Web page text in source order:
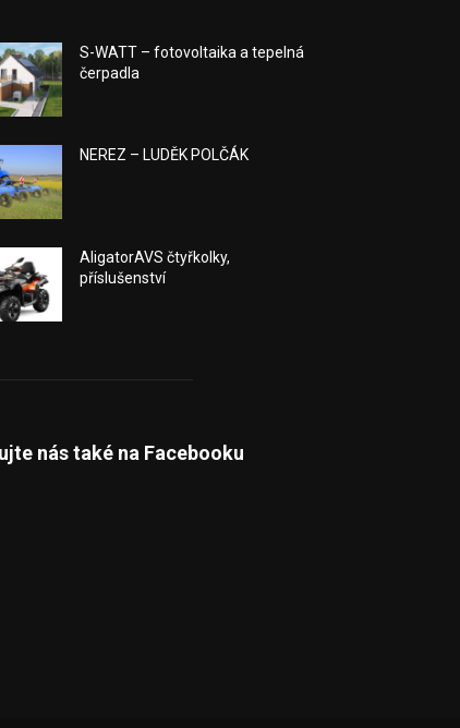
S-WATT – fotovoltaika a tepelná
čerpadla
NEREZ – LUDĚK POLČÁK
AligatorAVS čtyřkolky,
příslušenství
nás také na Facebooku